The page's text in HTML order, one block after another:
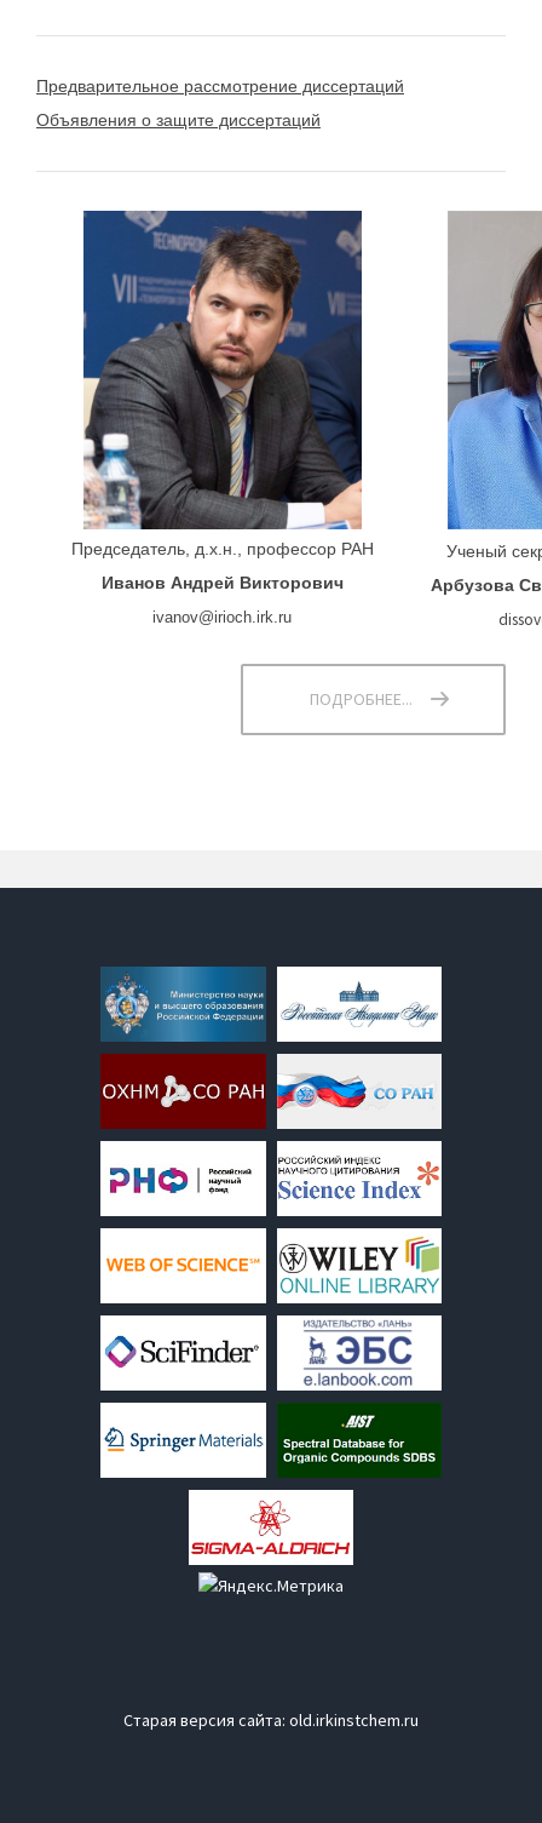
Предварительное рассмотрение диссертаций
Объявления о защите диссертаций
Председатель, д.х.н., профессор РАН
Иванов Андрей Викторович
ivanov@irioch.irk.ru
Ученый
Арбузова
ПОДРОБНЕЕ...
Старая версия сайта: old.irkinstchem.ru